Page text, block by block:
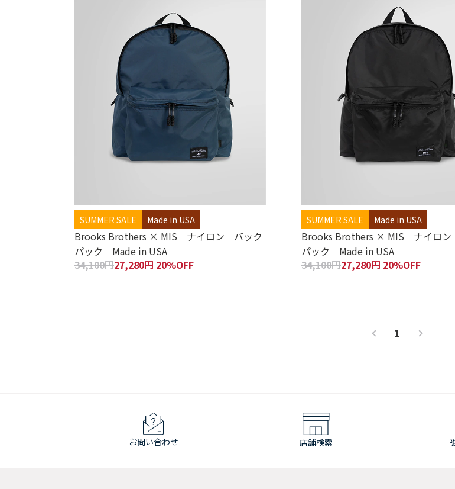
SUMMER SALE Made in USA
Brooks Brothers × MIS ナイロン バック
パック Made in USA
34,100円27,280円 20%OFF
SUMMER SALE Made in USA
Brooks Brothers × MIS ナイロ
パック Made in USA
34,100円27,280円 20%OFF
1
お問い合わせ 店舗検索